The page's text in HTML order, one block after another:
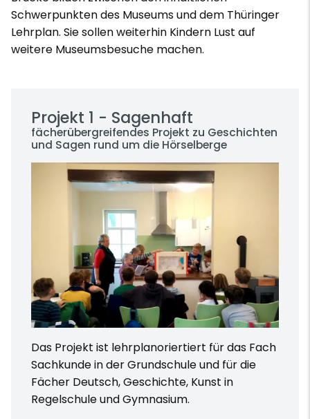
Schwerpunkten des Museums und dem Thüringer
Lehrplan. Sie sollen weiterhin Kindern Lust auf
weitere Museumsbesuche machen.
Projekt 1 - Sagenhaft
fächerübergreifendes Projekt zu Geschichten
und Sagen rund um die Hörselberge
Das Projekt ist lehrplanoriertiert für das Fach
Sachkunde in der Grundschule und für die
Fächer Deutsch, Geschichte, Kunst in
Regelschule und Gymnasium.